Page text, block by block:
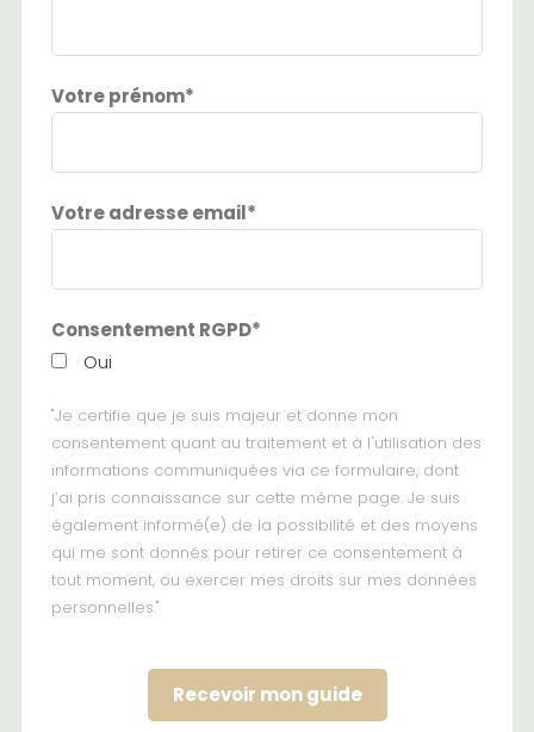
Votre prénom*
Votre adresse email*
Consentement RGPD*
Oui
"Je certifie que je suis majeur et donne mon
consentement quant au traitement et à l'utilisation des
informations communiquées via ce formulaire, dont
j’ai pris connaissance sur cette même page. Je suis
également informé(e) de la possibilité et des moyens
qui me sont donnés pour retirer ce consentement à
tout moment, ou exercer mes droits sur mes données
personnelles."